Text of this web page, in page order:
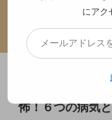
カテゴリー
プライバシーポリシー
怖！６つの病気
にアク